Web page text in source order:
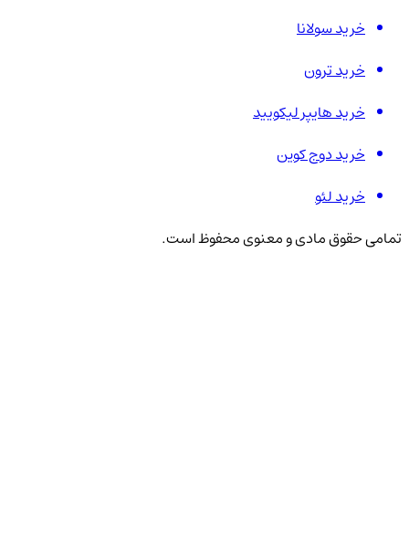
خرید سولانا
خرید ترون
خرید هایپر لیکویید
خرید دوج کوین
خرید لئو
تمامی حقوق مادی و معنوی محفوظ است.